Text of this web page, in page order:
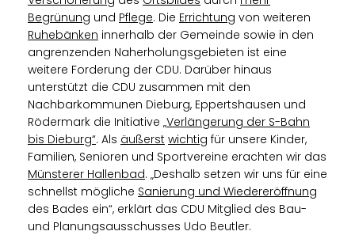
Begrünung und Pflege. Die Errichtung von weiteren
Ruhebänken innerhalb der Gemeinde sowie in den
angrenzenden Naherholungsgebieten ist eine
weitere Forderung der CDU. Darüber hinaus
unterstützt die CDU zusammen mit den
Nachbarkommunen Dieburg, Eppertshausen und
Rödermark die Initiative Verlängerung der S-Bahn
bis Dieburg“. Als äußerst wichtig für unsere Kinder,
Familien, Senioren und Sportvereine erachten wir das
Münsterer Hallenbad. „Deshalb setzen wir uns für eine
schnellst mögliche Sanierung und Wiedereröffnung
des Bades ein“, erklärt das CDU Mitglied des Bau-
und Planungsausschusses Udo Beutler.